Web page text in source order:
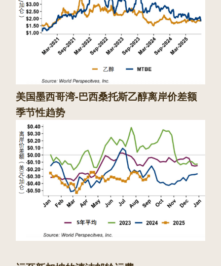
美国墨西哥湾-巴西桑托斯乙醇离岸价差额
季节性趋势